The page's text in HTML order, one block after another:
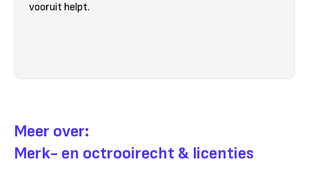
vooruit helpt.
Meer over:
Merk- en octrooirecht & licenties